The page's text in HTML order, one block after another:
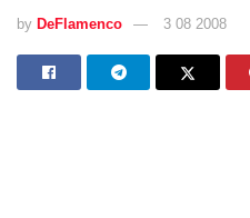
by DeFlamenco 3 08 2008